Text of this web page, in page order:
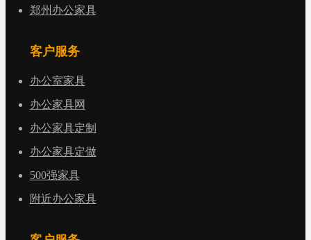
郑州办公家具
客户服务
办公室家具
办公家具网
办公家具定制
办公家具定做
500强家具
附近办公家具